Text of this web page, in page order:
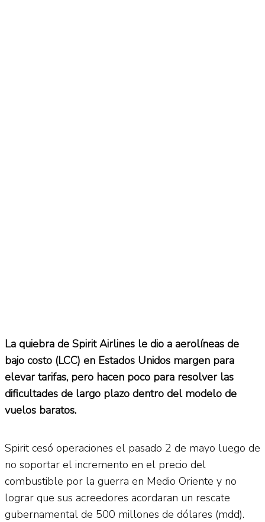
La quiebra de Spirit Airlines le dio a aerolíneas de
bajo costo (LCC) en Estados Unidos margen para
elevar tarifas, pero hacen poco para resolver las
dificultades de largo plazo dentro del modelo de
vuelos baratos.
Spirit cesó operaciones el pasado 2 de mayo luego de
no soportar el incremento en el precio del
combustible por la guerra en Medio Oriente y no
lograr que sus acreedores acordaran un rescate
gubernamental de 500 millones de dólares (mdd).